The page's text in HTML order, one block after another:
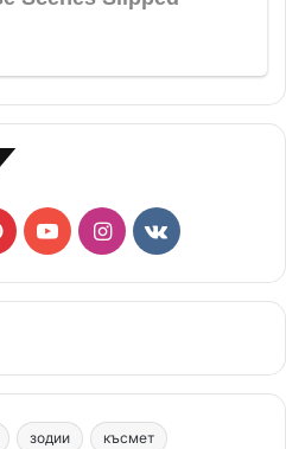
P
i
t
e
Y
o
T
u
I
n
t
a
v
k
c
зодии късмет